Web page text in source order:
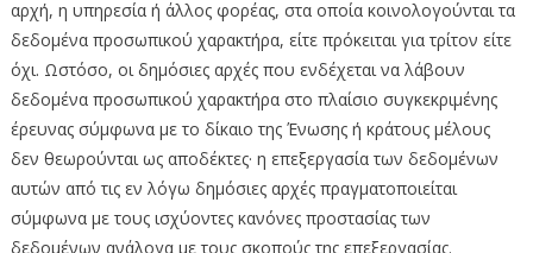
αρχή, η υπηρεσία ή άλλος φορέας, στα οποία κοινολογούνται τα
δεδομένα προσωπικού χαρακτήρα, είτε πρόκειται για τρίτον είτε
όχι. Ωστόσο, οι δημόσιες αρχές που ενδέχεται να λάβουν
δεδομένα προσωπικού χαρακτήρα στο πλαίσιο συγκεκριμένης
έρευνας σύμφωνα με το δίκαιο της Ένωσης ή κράτους μέλους
δεν θεωρούνται ως αποδέκτες· η επεξεργασία των δεδομένων
αυτών από τις εν λόγω δημόσιες αρχές πραγματοποιείται
σύμφωνα με τους ισχύοντες κανόνες προστασίας των
δεδομένων ανάλογα με τους σκοπούς της επεξεργασίας.